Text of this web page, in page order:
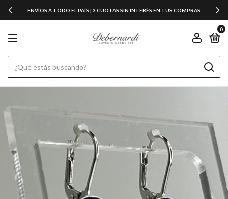
ENVÍOS A TODO EL PAÍS | 3 CUOTAS SIN INTERÉS EN TUS COMPRAS
0